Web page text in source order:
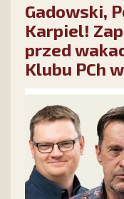
pokona wszelkie
Gadowski,
Karpiel!
przed
Klubu PCh